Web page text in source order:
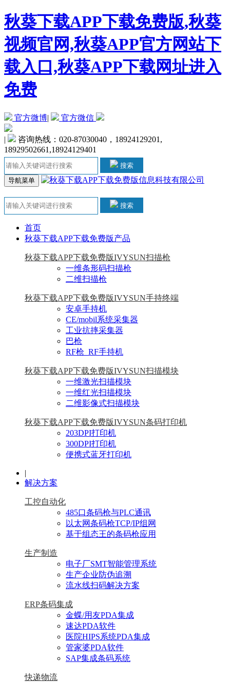
秋葵下载APP下载免费版,秋葵
视频官网,秋葵APP官方网站下
载入口,秋葵APP下载网址进入
免费
官方微博| 官方微信
|
咨询热线：020-87030040，18924129201,
18929502661,18924129401
搜索
导航菜单
搜索
首页
秋葵下载APP下载免费版产品
秋葵下载APP下载免费版IVYSUN扫描枪
一维条形码扫描枪
二维扫描枪
秋葵下载APP下载免费版IVYSUN手持终端
安卓手持机
CE/mobil系统采集器
工业抗摔采集器
巴枪
RF枪_RF手持机
秋葵下载APP下载免费版IVYSUN扫描模块
一维激光扫描模块
一维红光扫描模块
二维影像式扫描模块
秋葵下载APP下载免费版IVYSUN条码打印机
203DPI打印机
300DPI打印机
便携式蓝牙打印机
|
解决方案
工控自动化
485口条码枪与PLC通讯
以太网条码枪TCP/IP组网
基于组态王的条码枪应用
生产制造
电子厂SMT智能管理系统
生产企业防伪追溯
流水线扫码解决方案
ERP条码集成
金蝶/用友PDA集成
速达PDA软件
医院HIPS系统PDA集成
管家婆PDA软件
SAP集成条码系统
快递物流